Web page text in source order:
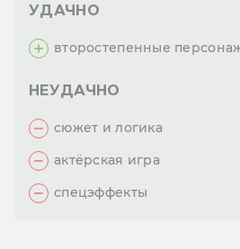
УДАЧНО
второстепенные
НЕУДАЧНО
сюжет и логика
актёрская игра
спецэффекты